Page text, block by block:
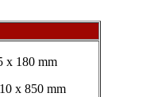
x 180 mm
x 850 mm